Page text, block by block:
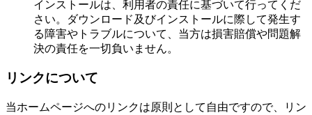
インストールは、利用者の責任に基づいて行ってくだ
さい。ダウンロード及びインストールに際して発生す
る障害やトラブルについて、当方は損害賠償や問題解
決の責任を一切負いません。
リンクについて
当ホームページへのリンクは原則として自由ですので、リン